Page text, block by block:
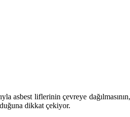
asbest liflerinin çevreye
dikkat çekiyor.